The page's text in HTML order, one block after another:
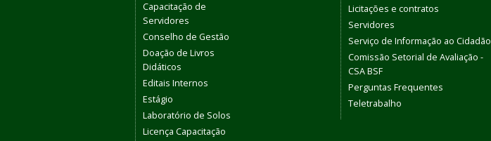
Capacitação de
Servidores
Conselho de Gestão
Doação de Livros
Didáticos
Editais Internos
Estágio
Laboratório de Solos
Licença Capacitação
Licitações e contratos
Servidores
Serviço de Informação ao Cidadão
Comissão Setorial de Avaliação -
CSA BSF
Perguntas Frequentes
Teletrabalho